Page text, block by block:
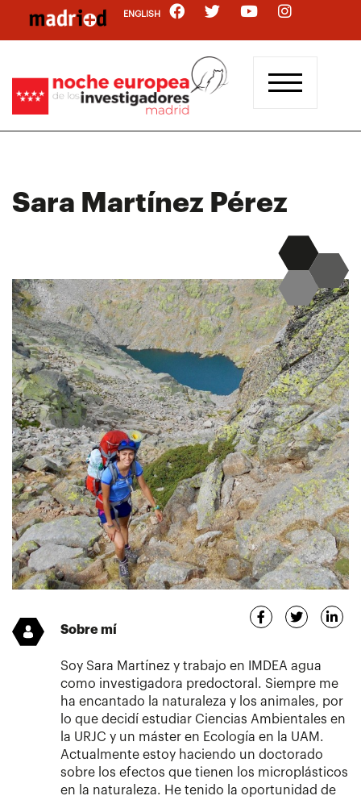
contenido
ENGLISH
Sara Martínez Pérez
Sobre mí
Soy Sara Martínez y trabajo en IMDEA agua
como investigadora predoctoral. Siempre me
ha encantado la naturaleza y los animales, por
lo que decidí estudiar Ciencias Ambientales en
la URJC y un máster en Ecología en la UAM.
Actualmente estoy haciendo un doctorado
sobre los efectos que tienen los microplásticos
en la naturaleza. He tenido la oportunidad de